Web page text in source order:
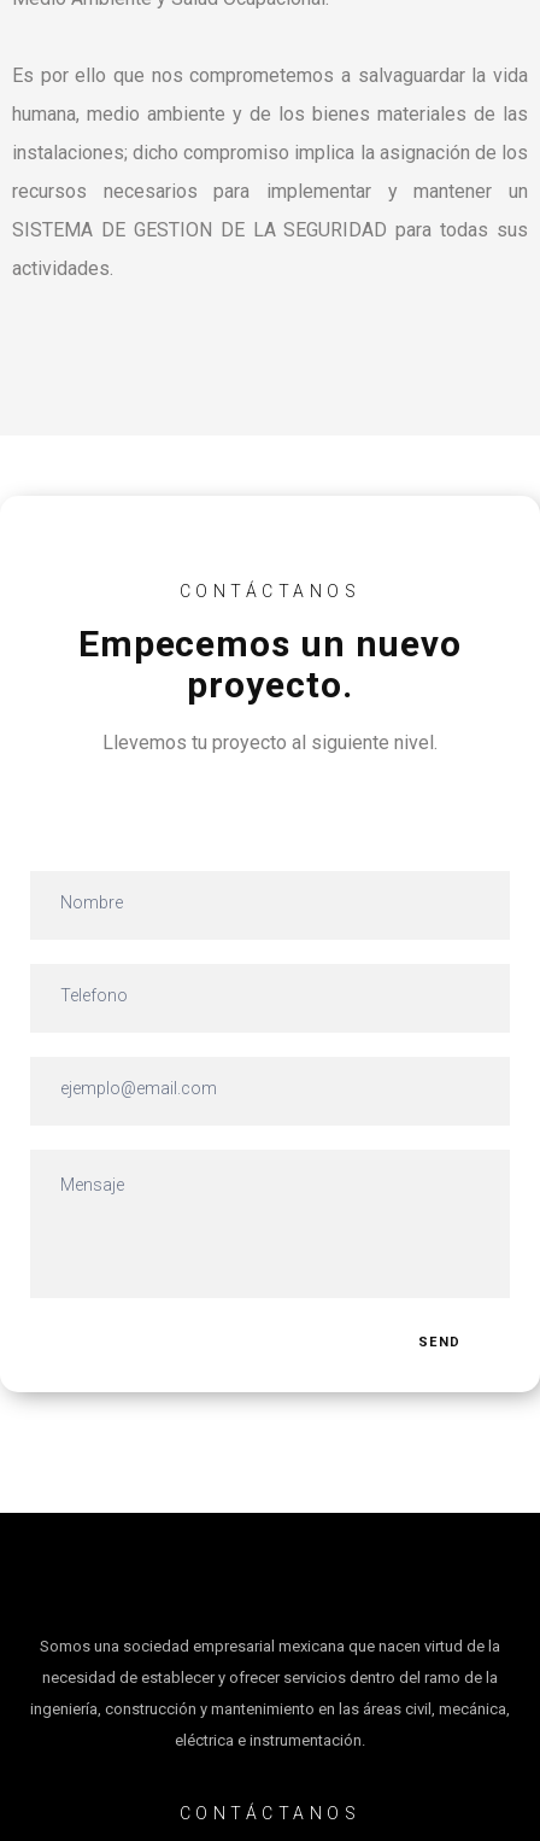
Es por ello que nos comprometemos a salvaguardar la vida
humana, medio ambiente y de los bienes materiales de las
instalaciones; dicho compromiso implica la asignación de los
recursos necesarios para implementar y mantener un
SISTEMA DE GESTION DE LA SEGURIDAD para todas sus
actividades.
CONTÁCTANOS
Empecemos un nuevo
proyecto.
Llevemos tu proyecto al siguiente nivel.
Somos una sociedad empresarial mexicana que nacen virtud de la
necesidad de establecer y ofrecer servicios dentro del ramo de la
ingeniería, construcción y mantenimiento en las áreas civil, mecánica,
eléctrica e instrumentación.
CONTÁCTANOS